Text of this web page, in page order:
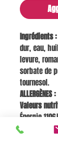
Ingrédients :
dur, eau,
levure,
sorbate de
tournesol.
ALLERGÈNES :
Valeurs
Énergie
8,9 g, dont